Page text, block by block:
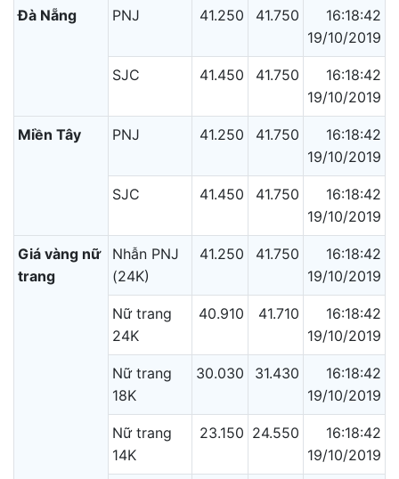
Đà Nẵng PNJ 41.250 41.750
16:18:42
19/10/2019
SJC 41.450 41.750
16:18:42
19/10/2019
Miền Tây PNJ 41.250 41.750
16:18:42
19/10/2019
SJC 41.450 41.750
16:18:42
19/10/2019
Giá vàng nữ
trang
Nhẫn PNJ
(24K)
41.250 41.750
16:18:42
19/10/2019
Nữ trang
24K
40.910 41.710
16:18:42
19/10/2019
Nữ trang
18K
30.030 31.430
16:18:42
19/10/2019
Nữ trang
14K
23.150 24.550
16:18:42
19/10/2019